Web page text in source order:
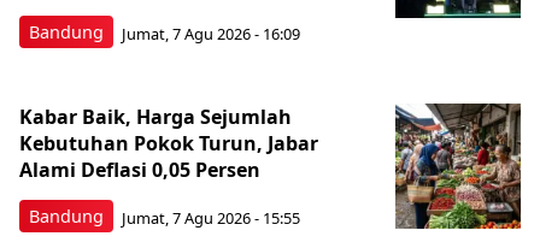
Bandung Jumat, 7 Agu 2026 - 16:09
Bandung
Kabar Baik, Harga Sejumlah
Kebutuhan Pokok Turun, Jabar
Alami Deflasi 0,05 Persen
Jumat, 7 Agu 2026 - 15:55